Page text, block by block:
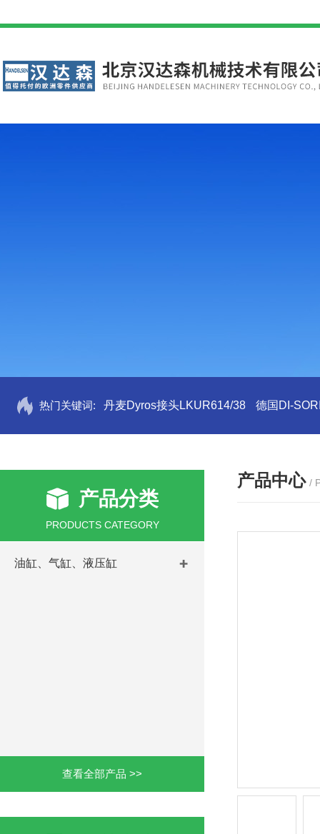
热门关键词: 丹麦Dyros接头LKUR614/38 德国DI-
产品分类
PRODUCTS CATEGORY
油缸、气缸、液压缸
查看全部产品 >>
产品中心 /